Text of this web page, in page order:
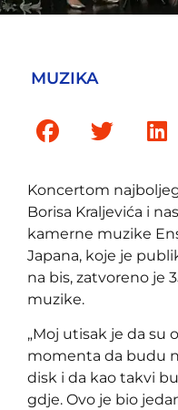
MUZIKA
Koncertom
Borisa Kraljevića i
kamerne muzike
Japana, koje je
na bis, zatvoreno je
muzike.
„Moj utisak je da su
momenta da budu
disk i da kao takvi
gdje. Ovo je bio